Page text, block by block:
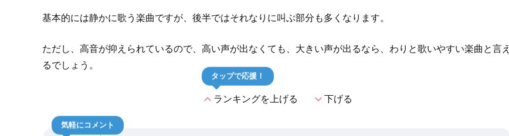
基本的には静かに歌う楽曲ですが、後半ではそれなりに叫ぶ部分も多くなります。
ただし、高音が抑えられているので、高い声が出なくても、大きい声が出るなら、わりと歌いやすい楽曲と言え
るでしょう。
expand_lessランキングを上げる
タップで応援！
expand_more下げる
気軽にコメント